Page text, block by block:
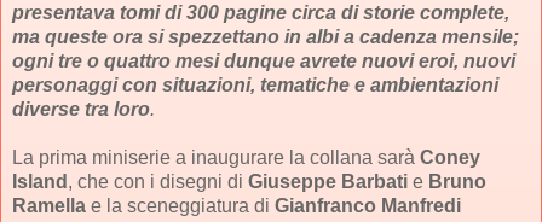
presentava tomi di 300 pagine circa di storie complete,
ma queste ora si spezzettano in albi a cadenza mensile;
ogni tre o quattro mesi dunque avrete nuovi eroi, nuovi
personaggi con situazioni, tematiche e ambientazioni
diverse tra loro.
La prima miniserie a inaugurare la collana sarà Coney
Island , che con i disegni di Giuseppe Barbati e Bruno
Ramella e la sceneggiatura di Gianfranco Manfredi